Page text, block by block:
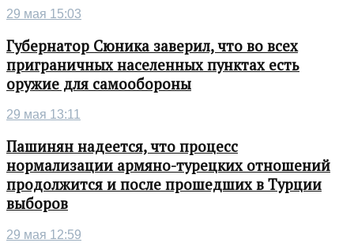
29 мая 15:03
Губернатор Сюника заверил, что во всех
приграничных населенных пунктах есть
оружие для самообороны
29 мая 13:11
Пашинян надеется, что процесс
нормализации армяно-турецких отношений
продолжится и после прошедших в Турции
выборов
29 мая 12:59